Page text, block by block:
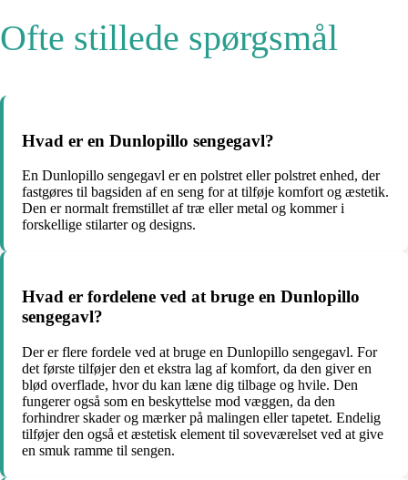
Ofte stillede spørgsmål
Hvad er en Dunlopillo sengegavl?
En Dunlopillo sengegavl er en polstret eller polstret enhed, der
fastgøres til bagsiden af en seng for at tilføje komfort og æstetik.
Den er normalt fremstillet af træ eller metal og kommer i
forskellige stilarter og designs.
Hvad er fordelene ved at bruge en Dunlopillo
sengegavl?
Der er flere fordele ved at bruge en Dunlopillo sengegavl. For
det første tilføjer den et ekstra lag af komfort, da den giver en
blød overflade, hvor du kan læne dig tilbage og hvile. Den
fungerer også som en beskyttelse mod væggen, da den
forhindrer skader og mærker på malingen eller tapetet. Endelig
tilføjer den også et æstetisk element til soveværelset ved at give
en smuk ramme til sengen.